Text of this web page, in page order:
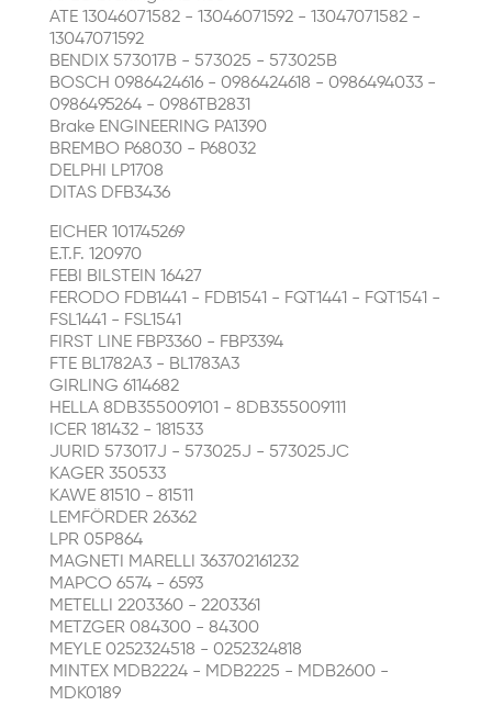
ATE 13046071582 - 13046071592 - 13047071582 -
13047071592
BENDIX 573017B - 573025 - 573025B
BOSCH 0986424616 - 0986424618 - 0986494033 -
0986495264 - 0986TB2831
Brake ENGINEERING PA1390
BREMBO P68030 - P68032
DELPHI LP1708
DITAS DFB3436
EICHER 101745269
E.T.F. 120970
FEBI BILSTEIN 16427
FERODO FDB1441 - FDB1541 - FQT1441 - FQT1541 -
FSL1441 - FSL1541
FIRST LINE FBP3360 - FBP3394
FTE BL1782A3 - BL1783A3
GIRLING 6114682
HELLA 8DB355009101 - 8DB355009111
ICER 181432 - 181533
JURID 573017J - 573025J - 573025JC
KAGER 350533
KAWE 81510 - 81511
LEMFÖRDER 26362
LPR 05P864
MAGNETI MARELLI 363702161232
MAPCO 6574 - 6593
METELLI 2203360 - 2203361
METZGER 084300 - 84300
MEYLE 0252324518 - 0252324818
MINTEX MDB2224 - MDB2225 - MDB2600 -
MDK0189